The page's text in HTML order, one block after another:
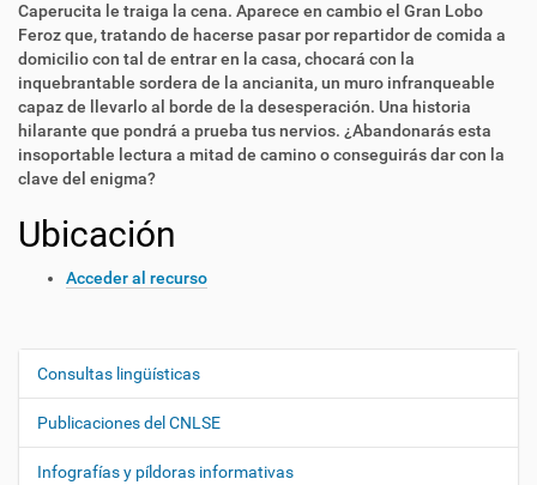
Caperucita le traiga la cena. Aparece en cambio el Gran Lobo
Feroz que, tratando de hacerse pasar por repartidor de comida a
domicilio con tal de entrar en la casa, chocará con la
inquebrantable sordera de la ancianita, un muro infranqueable
capaz de llevarlo al borde de la desesperación. Una historia
hilarante que pondrá a prueba tus nervios. ¿Abandonarás esta
insoportable lectura a mitad de camino o conseguirás dar con la
clave del enigma?
Ubicación
Acceder al recurso
N
e
Consultas lingüísticas
Publicaciones del CNLSE
Infografías y píldoras informativas